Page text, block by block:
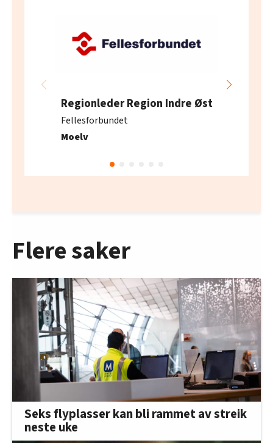
Regionleder Region Indre Øst
Fellesforbundet
Moelv
Flere saker
Seks flyplasser kan bli rammet av streik
neste uke